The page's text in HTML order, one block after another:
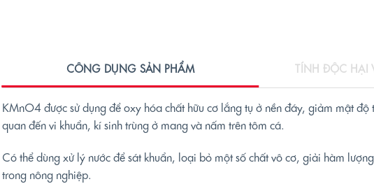
CÔNG DỤNG SẢN PHẨM TÍNH ĐỘC HẠI
KMnO4 được sử dụng để oxy hóa chất hữu cơ lắng tụ ở nền đáy, giảm mật
quan đến vi khuẩn, kí sinh trùng ở mang và nấm trên tôm cá.
Có thể dùng xử lý nước để sát khuẩn, loại bỏ một số chất vô cơ, giải hàm
trong nông nghiệp.